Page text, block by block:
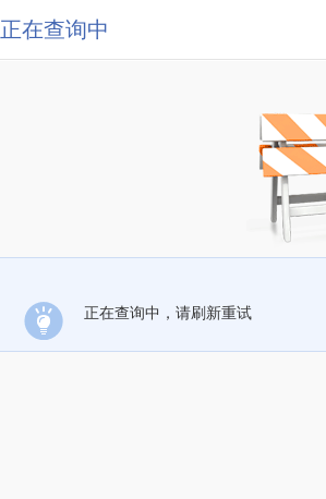
正在查询中
正在查询中，请刷新重试